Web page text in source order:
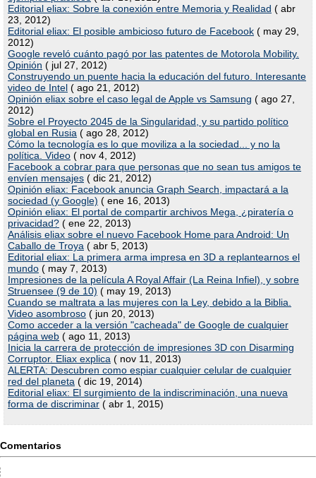
Editorial eliax: Sobre la conexión entre Memoria y Realidad ( abr
23, 2012)
Editorial eliax: El posible ambicioso futuro de Facebook ( may 29,
2012)
Google reveló cuánto pagó por las patentes de Motorola Mobility.
Opinión ( jul 27, 2012)
Construyendo un puente hacia la educación del futuro. Interesante
video de Intel ( ago 21, 2012)
Opinión eliax sobre el caso legal de Apple vs Samsung ( ago 27,
2012)
Sobre el Proyecto 2045 de la Singularidad, y su partido político
global en Rusia ( ago 28, 2012)
Cómo la tecnología es lo que moviliza a la sociedad... y no la
política. Video ( nov 4, 2012)
Facebook a cobrar para que personas que no sean tus amigos te
envíen mensajes ( dic 21, 2012)
Opinión eliax: Facebook anuncia Graph Search, impactará a la
sociedad (y Google) ( ene 16, 2013)
Opinión eliax: El portal de compartir archivos Mega, ¿piratería o
privacidad? ( ene 22, 2013)
Análisis eliax sobre el nuevo Facebook Home para Android: Un
Caballo de Troya ( abr 5, 2013)
Editorial eliax: La primera arma impresa en 3D a replantearnos el
mundo ( may 7, 2013)
Impresiones de la película A Royal Affair (La Reina Infiel), y sobre
Struensee (9 de 10) ( may 19, 2013)
Cuando se maltrata a las mujeres con la Ley, debido a la Biblia.
Video asombroso ( jun 20, 2013)
Como acceder a la versión "cacheada" de Google de cualquier
página web ( ago 11, 2013)
Inicia la carrera de protección de impresiones 3D con Disarming
Corruptor. Eliax explica ( nov 11, 2013)
ALERTA: Descubren como espiar cualquier celular de cualquier
red del planeta ( dic 19, 2014)
Editorial eliax: El surgimiento de la indiscriminación, una nueva
forma de discriminar ( abr 1, 2015)
Comentarios